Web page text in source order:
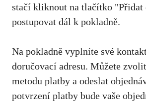
stačí kliknout na tlačítko "Přidat
postupovat dál k pokladně.
Na pokladně vyplníte své
doručovací adresu. Můžete
metodu platby a odeslat
potvrzení platby bude vaše